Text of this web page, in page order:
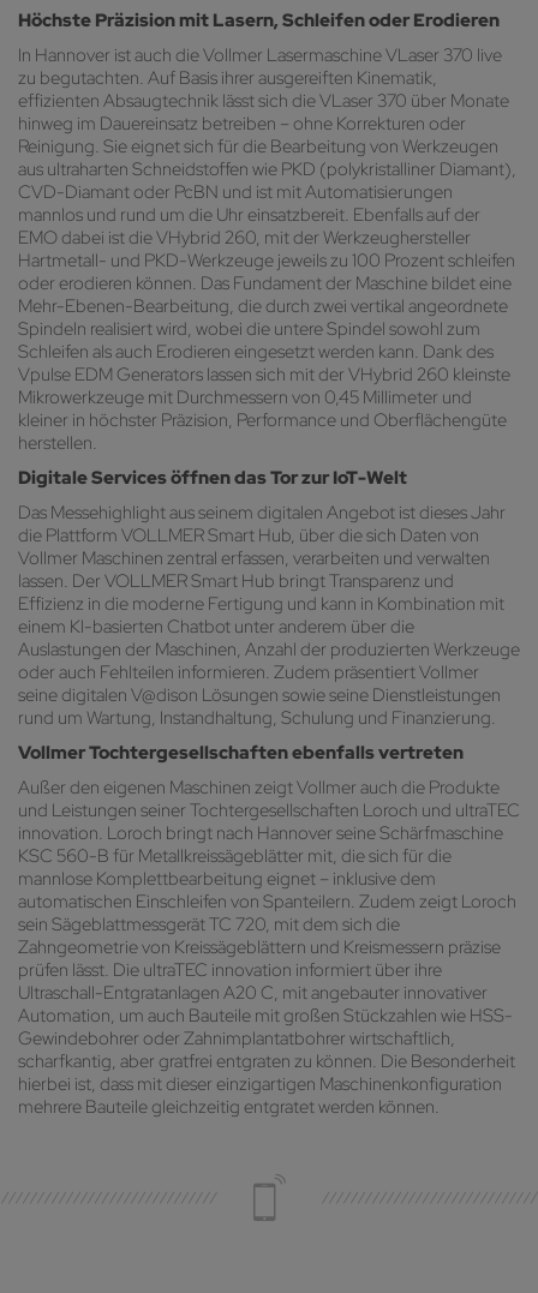
Höchste Präzision mit Lasern, Schleifen oder Erodieren
In Hannover ist auch die Vollmer Lasermaschine VLaser 370 live
zu begutachten. Auf Basis ihrer ausgereiften Kinematik,
effizienten Absaugtechnik lässt sich die VLaser 370 über Monate
hinweg im Dauereinsatz betreiben – ohne Korrekturen oder
Reinigung. Sie eignet sich für die Bearbeitung von Werkzeugen
aus ultraharten Schneidstoffen wie PKD (polykristalliner Diamant),
CVD-Diamant oder PcBN und ist mit Automatisierungen
mannlos und rund um die Uhr einsatzbereit. Ebenfalls auf der
EMO dabei ist die VHybrid 260, mit der Werkzeughersteller
Hartmetall- und PKD-Werkzeuge jeweils zu 100 Prozent schleifen
oder erodieren können. Das Fundament der Maschine bildet eine
Mehr-Ebenen-Bearbeitung, die durch zwei vertikal angeordnete
Spindeln realisiert wird, wobei die untere Spindel sowohl zum
Schleifen als auch Erodieren eingesetzt werden kann. Dank des
Vpulse EDM Generators lassen sich mit der VHybrid 260 kleinste
Mikrowerkzeuge mit Durchmessern von 0,45 Millimeter und
kleiner in höchster Präzision, Performance und Oberflächengüte
herstellen.
Digitale Services öffnen das Tor zur IoT-Welt
Das Messehighlight aus seinem digitalen Angebot ist dieses Jahr
die Plattform VOLLMER Smart Hub, über die sich Daten von
Vollmer Maschinen zentral erfassen, verarbeiten und verwalten
lassen. Der VOLLMER Smart Hub bringt Transparenz und
Effizienz in die moderne Fertigung und kann in Kombination mit
einem KI-basierten Chatbot unter anderem über die
Auslastungen der Maschinen, Anzahl der produzierten Werkzeuge
oder auch Fehlteilen informieren. Zudem präsentiert Vollmer
seine digitalen V@dison Lösungen sowie seine Dienstleistungen
rund um Wartung, Instandhaltung, Schulung und Finanzierung.
Vollmer Tochtergesellschaften ebenfalls vertreten
Außer den eigenen Maschinen zeigt Vollmer auch die Produkte
und Leistungen seiner Tochtergesellschaften Loroch und ultraTEC
innovation. Loroch bringt nach Hannover seine Schärfmaschine
KSC 560-B für Metallkreissägeblätter mit, die sich für die
mannlose Komplettbearbeitung eignet – inklusive dem
automatischen Einschleifen von Spanteilern. Zudem zeigt Loroch
sein Sägeblattmessgerät TC 720, mit dem sich die
Zahngeometrie von Kreissägeblättern und Kreismessern präzise
prüfen lässt. Die ultraTEC innovation informiert über ihre
Ultraschall-Entgratanlagen A20 C, mit angebauter innovativer
Automation, um auch Bauteile mit großen Stückzahlen wie HSS-
Gewindebohrer oder Zahnimplantatbohrer wirtschaftlich,
scharfkantig, aber gratfrei entgraten zu können. Die Besonderheit
hierbei ist, dass mit dieser einzigartigen Maschinenkonfiguration
mehrere Bauteile gleichzeitig entgratet werden können.